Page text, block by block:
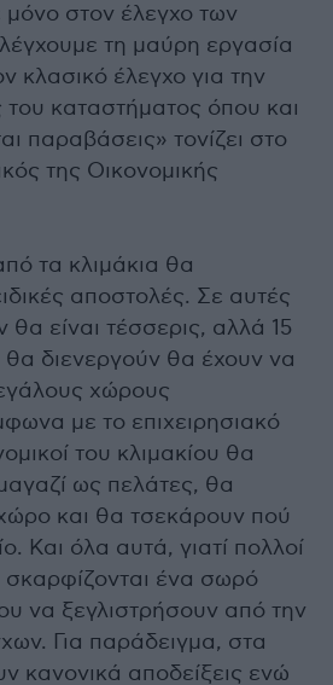
στον έλεγχο των
τη μαύρη εργασία
κλασικό έλεγχο για την
του καταστήματος όπου και
παραβάσεις» τονίζει στο
της Οικονομικής
τα κλιμάκια θα
αποστολές. Σε αυτές
θα είναι τέσσερις, αλλά 15
θα διενεργούν θα έχουν να
χώρους
με το επιχειρησιακό
του κλιμακίου θα
ως πελάτες, θα
και θα τσεκάρουν πού
Και όλα αυτά, γιατί πολλοί
ένα σωρό
να ξεγλιστρήσουν από την
Για παράδειγμα, στα
κανονικά αποδείξεις ενώ